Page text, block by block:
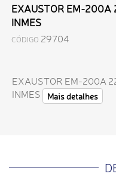
EXAUSTOR EM-
INMES
CÓDIGO 29704
EXAUSTOR EM-200A
INMES
Mais detalhes